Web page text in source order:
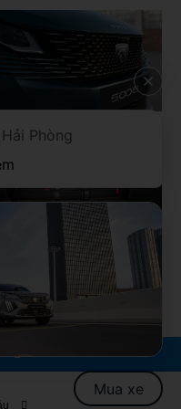
sang trọng & đa dụng
sẽ mang đến cho
khả năng tuỳ chỉnh
thể tối ưu việc mở rộng
các hàng ghế sau cùng
tiện trong mọi tình
Phòng
Mua xe